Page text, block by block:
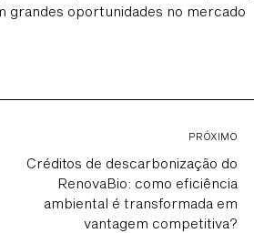
grandes oportunidades no mercado
PRÓXIMO
Créditos de descarbonização do
RenovaBio: como eficiência
ambiental é transformada em
vantagem competitiva?